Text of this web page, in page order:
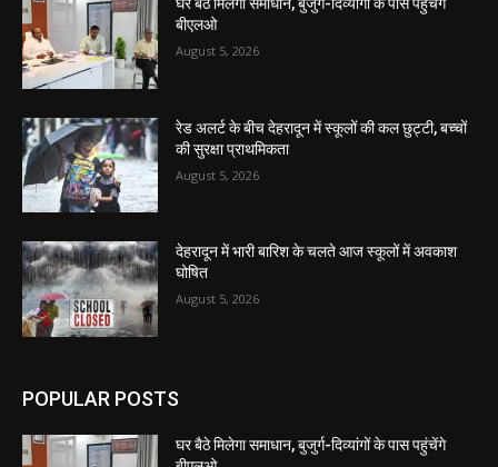
बीएलओ
August 5, 2026
रेड अलर्ट के बीच देहरादून में स्कूलों की कल छुट्टी, बच्चों
की सुरक्षा प्राथमिकता
August 5, 2026
देहरादून में भारी बारिश के चलते आज स्कूलों में अवकाश
घोषित
August 5, 2026
POPULAR POSTS
घर बैठे मिलेगा समाधान, बुजुर्ग-दिव्यांगों के पास पहुंचेंगे